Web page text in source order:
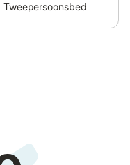
Tweepersoonsbed